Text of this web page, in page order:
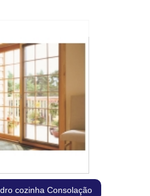
cozinha Consolação